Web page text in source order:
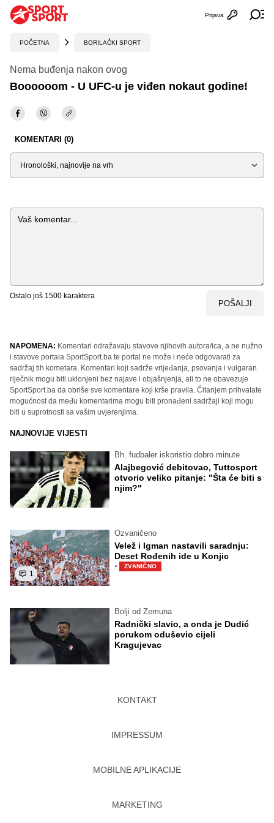
Otvori
Prijava
POČETNA BORILAČKI SPORT
Nema buđenja nakon ovog
Boooooom - U UFC-u je viđen nokaut godine!
KOMENTARI (0)
Sortiraj
Komentar
Ostalo još 1500 karaktera
POŠALJI
NAPOMENA: Komentari odražavaju stavove njihovih autora/ica, a ne nužno
i stavove portala SportSport.ba te portal ne može i neće odgovarati za
sadržaj tih kometara. Komentari koji sadrže vrijeđanja, psovanja i vulgaran
riječnik mogu biti uklonjeni bez najave i objašnjenja, ali to ne obavezuje
SportSport.ba da obriše sve komentare koji krše pravila. Čitanjem prihvatate
mogućnost da među komentarima mogu biti pronađeni sadržaji koji mogu
biti u suprotnosti sa vašim uvjerenjima.
NAJNOVIJE VIJESTI
Bh. fudbaler iskoristio dobro minute
Alajbegović debitovao, Tuttosport
otvorio veliko pitanje: "Šta će biti s
njim?"
1
Ozvaničeno
Velež i Igman nastavili saradnju:
Deset Rođenih ide u Konjic
· ZVANIČNO
Bolji od Zemuna
Radnički slavio, a onda je Dudić
porukom oduševio cijeli
Kragujevac
KONTAKT
IMPRESSUM
MOBILNE APLIKACIJE
MARKETING